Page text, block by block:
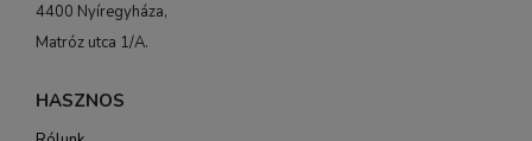
4400 Nyíregyháza,
Matróz utca 1/A.
HASZNOS